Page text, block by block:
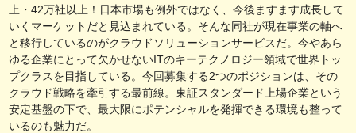
上・42万社以上！日本市場も例外ではなく、今後ますます成長して
いくマーケットだと見込まれている。そんな同社が現在事業の軸へ
と移行しているのがクラウドソリューションサービスだ。今やあら
ゆる企業にとって欠かせないITのキーテクノロジー領域で世界トッ
プクラスを目指している。今回募集する2つのポジションは、その
クラウド戦略を牽引する最前線。東証スタンダード上場企業という
安定基盤の下で、最大限にポテンシャルを発揮できる環境も整って
いるのも魅力だ。